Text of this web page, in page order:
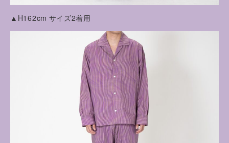
▲H162cm サイズ2着用